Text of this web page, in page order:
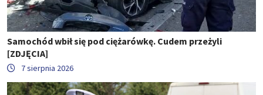
Samochód wbił się pod ciężarówkę. Cudem przeżyli
[ZDJĘCIA]
7 sierpnia 2026